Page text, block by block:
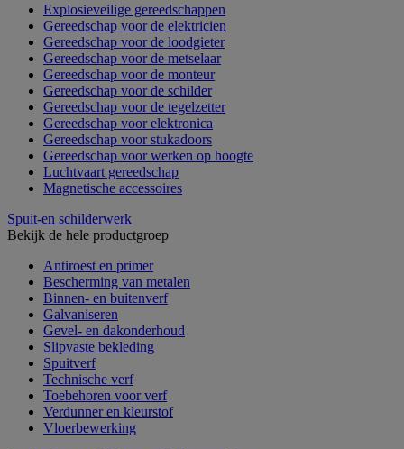
Explosieveilige gereedschappen
Gereedschap voor de elektricien
Gereedschap voor de loodgieter
Gereedschap voor de metselaar
Gereedschap voor de monteur
Gereedschap voor de schilder
Gereedschap voor de tegelzetter
Gereedschap voor elektronica
Gereedschap voor stukadoors
Gereedschap voor werken op hoogte
Luchtvaart gereedschap
Magnetische accessoires
Spuit-en schilderwerk
Bekijk de hele productgroep
Antiroest en primer
Bescherming van metalen
Binnen- en buitenverf
Galvaniseren
Gevel- en dakonderhoud
Slipvaste bekleding
Spuitverf
Technische verf
Toebehoren voor verf
Verdunner en kleurstof
Vloerbewerking